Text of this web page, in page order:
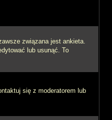
związana jest ankieta.
lub usunąć. To
się z moderatorem lub